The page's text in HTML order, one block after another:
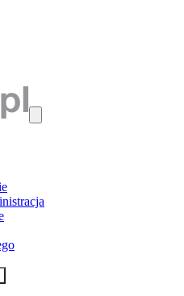
i logowanie do serwisu